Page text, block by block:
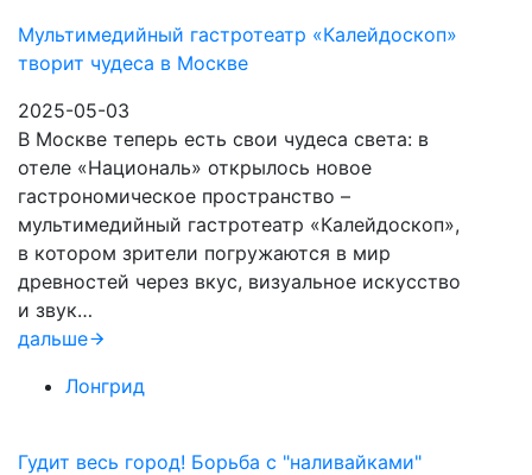
Мультимедийный гастротеатр «Калейдоскоп»
творит чудеса в Москве
2025-05-03
В Москве теперь есть свои чудеса света: в
отеле «Националь» открылось новое
гастрономическое пространство –
мультимедийный гастротеатр «Калейдоскоп»,
в котором зрители погружаются в мир
древностей через вкус, визуальное искусство
и звук…
дальше
Лонгрид
Гудит весь город! Борьба с "наливайками"